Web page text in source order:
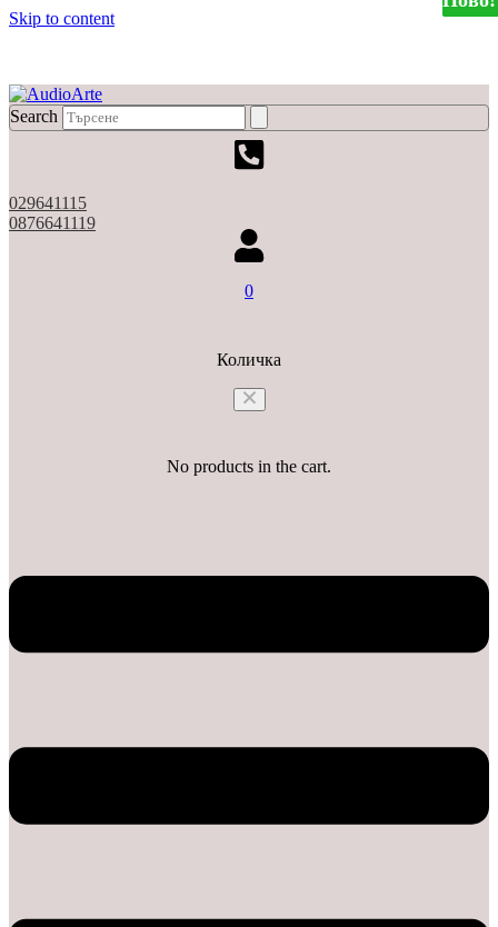
Skip to content
Search
029641115
0876641119
0
Количка
No products in the cart.